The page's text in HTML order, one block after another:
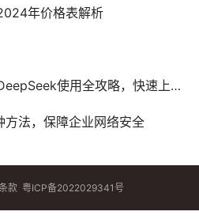
年价格表解析
使用全攻略，快速上手！
方法，保障企业网络安全
款 粤ICP备2022029341号